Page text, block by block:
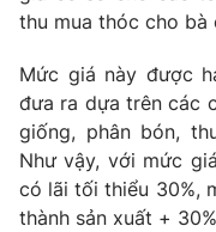
Câu chuyện quốc tế
Thị trường
Góc doanh nghiệp
Truyền hình
Phim VTV
Hậu trường
Nhân vật
Giải trí
Điện ảnh
Đời sống
thu mua thóc cho bà
Mức giá này được
đưa ra dựa trên các
giống, phân bón,
Như vậy, với mức
có lãi tối thiểu 30%,
thành sản xuất +